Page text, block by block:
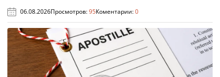
06.08.2026Просмотров:95Коментарии:0